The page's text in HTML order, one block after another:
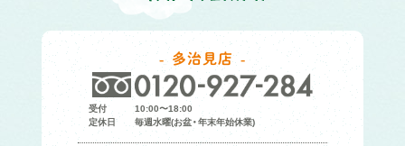
多治見店
受付
10:00〜18:00
定休日
毎週水曜(お盆・年末年始休業)